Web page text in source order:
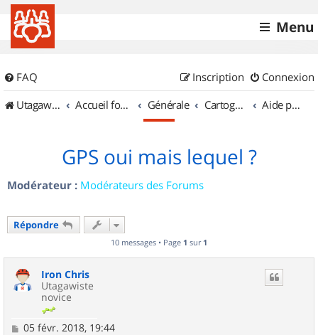
Menu
FAQ Connexion
Inscription
UtagawaVTT (Randos VTT et VTTAE avec traces GPS)
Accueil forum Générale Cartographie et GPS Aide pour l'achat d'un GPS
GPS oui mais lequel ?
Modérateur : Modérateurs des Forums
Répondre
10 messages • Page 1 sur 1
Iron Chris
Utagawiste
novice
M
05 févr. 2018, 19:44